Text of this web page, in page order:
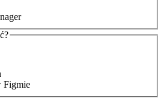
Figmie